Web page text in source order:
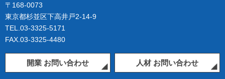
〒168-0073
東京都杉並区下高井戸2-14-9
TEL.03-3325-5171
FAX.03-3325-4480
開業 お問い合わせ 人材 お問い合わせ